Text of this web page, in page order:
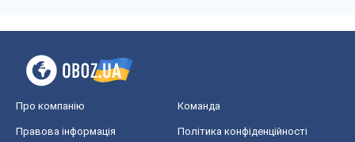
Про компанію Команда
Правова інформація Політика конфіденційності